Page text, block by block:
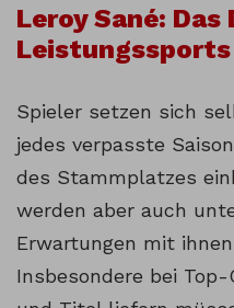
Leroy Sané: Das
Leistungssports
Spieler setzen sich
jedes verpasste
des Stammplatzes
werden aber auch
Erwartungen mit
Insbesondere bei